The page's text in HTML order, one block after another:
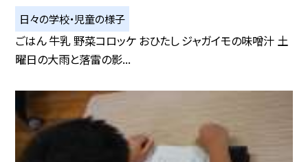
日々の学校・児童の様子
ごはん 牛乳 野菜コロッケ おひたし ジャガイモの味噌汁 土
曜日の大雨と落雷の影...